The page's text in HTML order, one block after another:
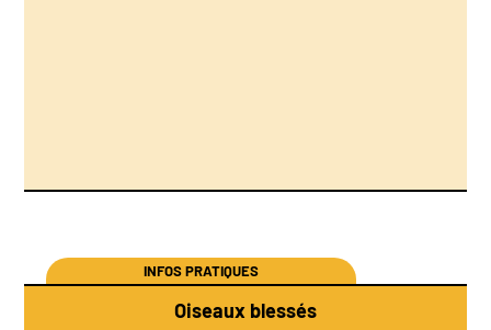
INFOS PRATIQUES
Oiseaux blessés